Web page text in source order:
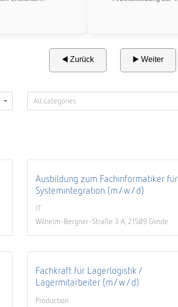
All categories
Ausbildung zum Fachinformatiker für
Systemintegration (m/w/d)
IT
Wilhelm-Bergner-Straße 3 A, 21509 Glinde
Fachkraft für Lagerlogistik /
Lagermitarbeiter (m/w/d)
Production